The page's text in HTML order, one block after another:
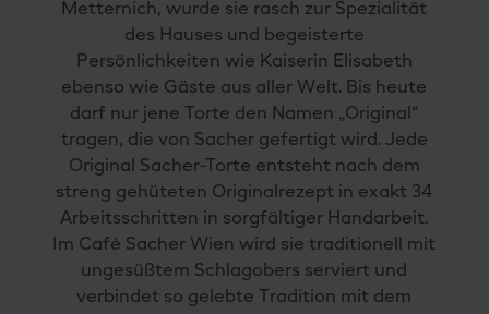
Metternich, wurde sie rasch zur Spezialität
des Hauses und begeisterte
Persönlichkeiten wie Kaiserin Elisabeth
ebenso wie Gäste aus aller Welt. Bis heute
darf nur jene Torte den Namen „Original“
tragen, die von Sacher gefertigt wird. Jede
Original Sacher-Torte entsteht nach dem
streng gehüteten Originalrezept in exakt 34
Arbeitsschritten in sorgfältiger Handarbeit.
Im Café Sacher Wien wird sie traditionell mit
ungesüßtem Schlagobers serviert und
verbindet so gelebte Tradition mit dem